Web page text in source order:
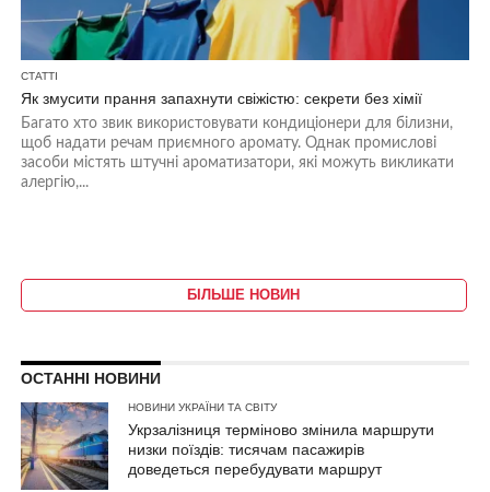
СТАТТІ
Як змусити прання запахнути свіжістю: секрети без хімії
Багато хто звик використовувати кондиціонери для білизни,
щоб надати речам приємного аромату. Однак промислові
засоби містять штучні ароматизатори, які можуть викликати
алергію,...
БІЛЬШЕ НОВИН
ОСТАННІ НОВИНИ
НОВИНИ УКРАЇНИ ТА СВІТУ
Укрзалізниця терміново змінила маршрути
низки поїздів: тисячам пасажирів
доведеться перебудувати маршрут